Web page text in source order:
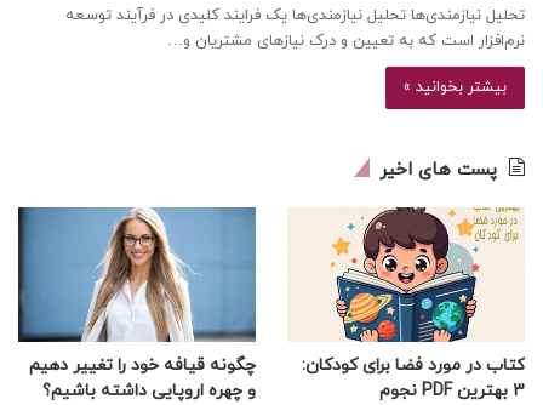
تحلیل نیازمندی‌ها تحلیل نیازمندی‌ها یک فرایند کلیدی در فرآیند توسعه
نرم‌افزار است که به تعیین و درک نیازهای مشتریان و…
بیشتر بخوانید »
پست های اخیر
کتاب در مورد فضا برای کودکان:
3 بهترین PDF نجوم
چگونه قیافه خود را تغییر دهیم
و چهره اروپایی داشته باشیم؟